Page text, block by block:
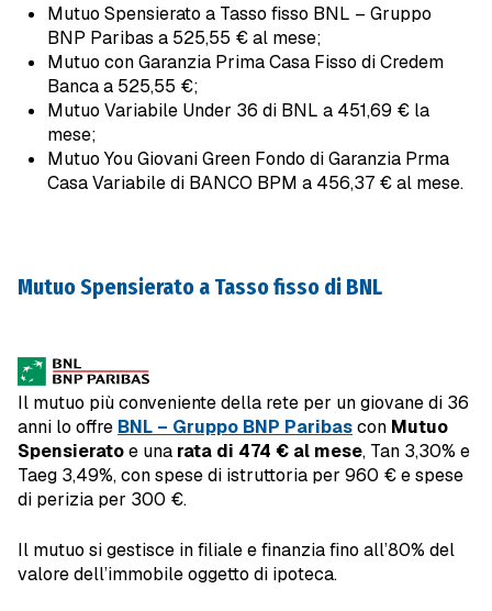
Mutuo Spensierato a Tasso fisso BNL – Gruppo
BNP Paribas a 525,55 € al mese;
Mutuo con Garanzia Prima Casa Fisso di Credem
Banca a 525,55 €;
Mutuo Variabile Under 36 di BNL a 451,69 € la
mese;
Mutuo You Giovani Green Fondo di Garanzia Prma
Casa Variabile di BANCO BPM a 456,37 € al mese.
Mutuo Spensierato a Tasso fisso di BNL
Il mutuo più conveniente della rete per un giovane di 36
anni lo offre BNL – Gruppo BNP Paribascon Mutuo
Spensieratoe una rata di 474 € al mese, Tan 3,30% e
Taeg 3,49%, con spese di istruttoria per 960 € e spese
di perizia per 300 €.
Il mutuo si gestisce in filiale e finanzia fino all’80% del
valore dell’immobile oggetto di ipoteca.